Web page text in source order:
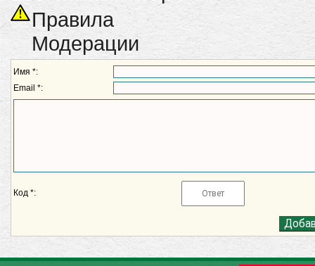
Правила
Модерации
Имя *:
Email *:
Код *: